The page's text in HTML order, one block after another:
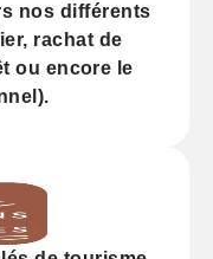
nos différents
rachat de
ou encore le